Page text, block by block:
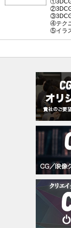
①3DCG
④テク
⑤イラ